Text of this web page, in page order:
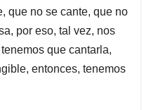
que no se cante, que no
por eso, tal vez, nos
que cantarla,
entonces, tenemos